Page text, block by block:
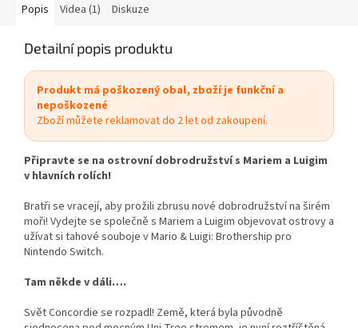
Popis Videa (1) Diskuze
Detailní popis produktu
Produkt má poškozený obal, zboží je funkční a
nepoškozené
Zboží můžete reklamovat do 2 let od zakoupení.
Připravte se na ostrovní dobrodružství s Mariem a Luigim
v hlavních rolích!
Bratři se vracejí, aby prožili zbrusu nové dobrodružství na širém
moři! Vydejte se společně s Mariem a Luigim objevovat ostrovy a
užívat si tahové souboje v Mario & Luigi: Brothership pro
Nintendo Switch.
Tam někde v dáli….
Svět Concordie se rozpadl! Země, která byla původně